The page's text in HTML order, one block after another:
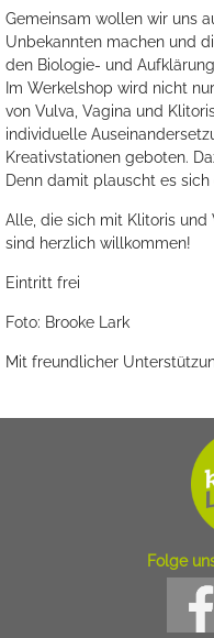
Gemeinsam wollen wir uns
Unbekannten machen und
den Biologie- und
Im Werkelshop wird nicht
von Vulva, Vagina und
individuelle
Kreativstationen geboten.
Denn damit plauscht es
Alle, die sich mit Klitoris und
sind herzlich willkommen!
Eintritt frei
Foto: Brooke Lark
Mit freundlicher
Folge